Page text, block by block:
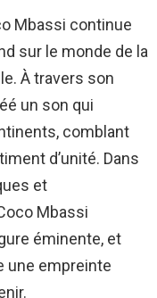
Mbassi continue
sur le monde de la
À travers son
un son qui
comblant
d’unité. Dans
et
Mbassi
éminente, et
une empreinte